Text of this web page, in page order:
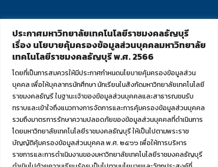
ประกาศมหาวิทยาลัยเทคโนโลยีราชมงคลธัญบุรี
เรื่อง นโยบายคุ้มครองข้อมูลส่วนบุคคลมหาวิทยาลัย
เทคโนโลยีราชมงคลธัญบุรี พ.ศ. 2566
โดยที่เป็นการสมควรให้มีประกาศกำหนดนโยบายคุ้มครองข้อมูลส่วน
บุคคล เพื่อให้บุคลากรนักศึกษา นักเรียนในสังกัดมหาวิทยาลัยเทคโนโลยี
ราชมงคลธัญรี ในฐานะเจ้าของข้อมูลส่วนบุคคลและสาธารณชนรับ
ทราบและเข้าใจถึงแนวทางการจัดการและการคุ้มครองข้อมูลส่วนบุคคล
รวมถึงมาตรการรักษาความปลอดภัยของข้อมูลส่วนบุคคลที่ดำเนินการ
โดยมหาวิทยาลัยเทคโนโลยีราชมงคลธัญบุรี ให้เป็นไปตามพระราช
บัญญัติคุ้มครองข้อมูลส่วนบุคคล พ.ศ. ๒๕๖๖ เพื่อให้การบริหาร
ราชการและการดำเนินงานของมหาวิทยาลัยเทคโนโลยีราชมงคลธัญบุรี